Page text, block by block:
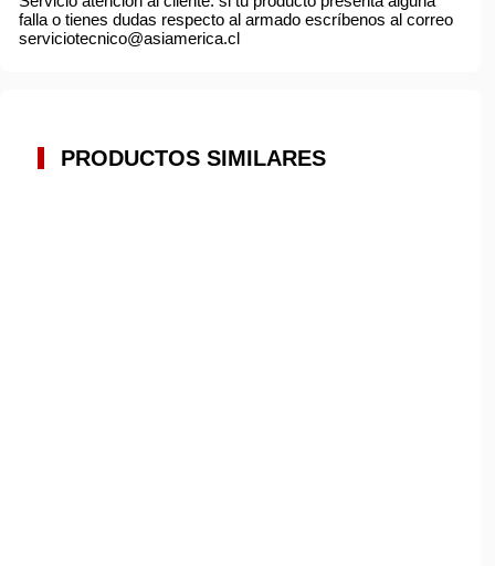
falla o tienes dudas respecto al armado escríbenos al correo
serviciotecnico@asiamerica.cl
PRODUCTOS SIMILARES